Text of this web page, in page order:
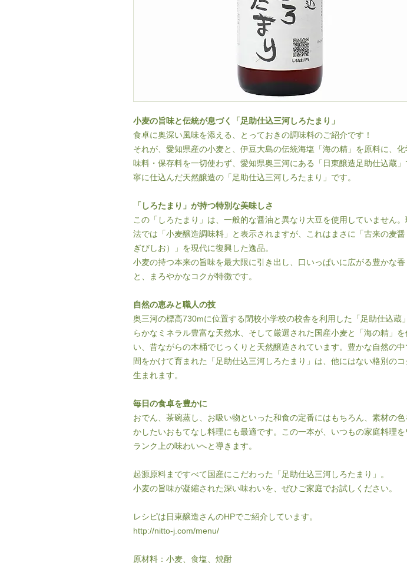
小麦の旨味と伝統が息づく「足助仕込三河しろたまり」
食卓に奥深い風味を添える、とっておきの調味料のご紹介です！
それが、愛知県産の小麦と、伊豆大島の伝統海塩「海の精」を原料に、化
味料・保存料を一切使わず、愛知県奥三河にある「日東醸造足助仕込蔵」
寧に仕込んだ天然醸造の「足助仕込三河しろたまり」です。
「しろたまり」が持つ特別な美味しさ
この「しろたまり」は、一般的な醤油と異なり大豆を使用していません
法では「小麦醸造調味料」と表示されますが、これはまさに「古来の麦醤
ぎびしお）」を現代に復興した逸品。
小麦の持つ本来の旨味を最大限に引き出し、口いっぱいに広がる豊かな香
と、まろやかなコクが特徴です。
自然の恵みと職人の技
奥三河の標高730mに位置する閉校小学校の校舎を利用した「足助仕込蔵
らかなミネラル豊富な天然水、そして厳選された国産小麦と「海の精」を
い、昔ながらの木桶でじっくりと天然醸造されています。豊かな自然の中
間をかけて育まれた「足助仕込三河しろたまり」は、他にはない格別の
生まれます。
毎日の食卓を豊かに
おでん、茶碗蒸し、お吸い物といった和食の定番にはもちろん、素材の色
かしたいおもてなし料理にも最適です。この一本が、いつもの家庭料理を
ランク上の味わいへと導きます。
起源原料まですべて国産にこだわった「足助仕込三河しろたまり」。
小麦の旨味が凝縮された深い味わいを、ぜひご家庭でお試しください。
レシピは日東醸造さんのHPでご紹介しています。
http://nitto-j.com/menu/
原材料：小麦、食塩、焼酎